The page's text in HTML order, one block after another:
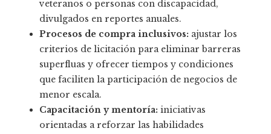
veteranos o personas con discapacidad,
divulgados en reportes anuales.
Procesos de compra inclusivos: ajustar los
criterios de licitación para eliminar barreras
superfluas y ofrecer tiempos y condiciones
que faciliten la participación de negocios de
menor escala.
Capacitación y mentoría: iniciativas
orientadas a reforzar las habilidades